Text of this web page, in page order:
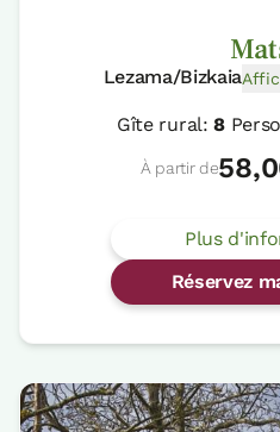
Lezama/Bizkaia
Gîte rural:8
À partir de
Plus
Réservez